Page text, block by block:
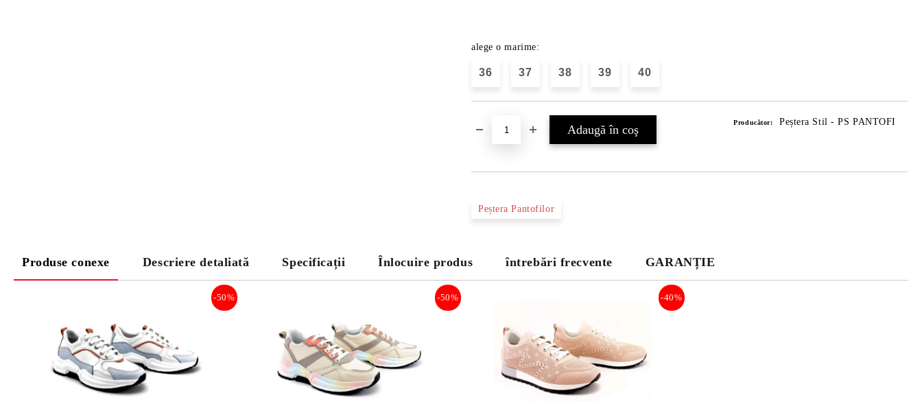
alege o marime:
36 37 38 39 40
Producător: Peștera Stil - PS PANTOFI
Peștera Pantofilor
Produse conexe Descriere detaliată Specificații Înlocuire produs întrebări frecvente GARANȚIE
-50% -50% -40%